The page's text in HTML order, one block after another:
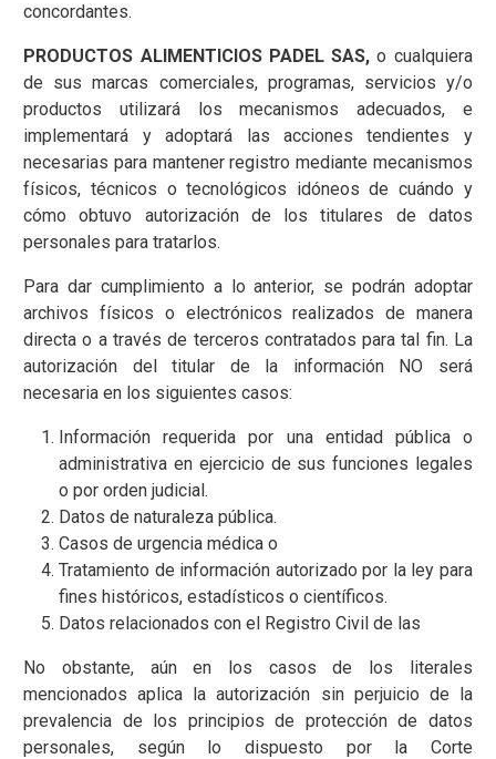
concordantes.
PRODUCTOS ALIMENTICIOS PADEL SAS,o cualquiera
de sus marcas comerciales, programas, servicios y/o
productos utilizará los mecanismos adecuados, e
implementará y adoptará las acciones tendientes y
necesarias para mantener registro mediante mecanismos
físicos, técnicos o tecnológicos idóneos de cuándo y
cómo obtuvo autorización de los titulares de datos
personales para tratarlos.
Para dar cumplimiento a lo anterior, se podrán adoptar
archivos físicos o electrónicos realizados de manera
directa o a través de terceros contratados para tal fin. La
autorización del titular de la información NO será
necesaria en los siguientes casos:
Información requerida por una entidad pública o
administrativa en ejercicio de sus funciones legales
o por orden judicial.
Datos de naturaleza pública.
Casos de urgencia médica o
Tratamiento de información autorizado por la ley para
fines históricos, estadísticos o científicos.
Datos relacionados con el Registro Civil de las
No obstante, aún en los casos de los literales
mencionados aplica la autorización sin perjuicio de la
prevalencia de los principios de protección de datos
personales, según lo dispuesto por la Corte